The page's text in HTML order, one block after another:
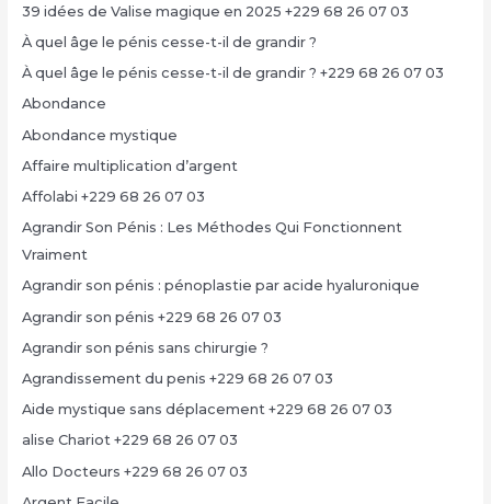
39 idées de Valise magique en 2025 +229 68 26 07 03
À quel âge le pénis cesse-t-il de grandir ?
À quel âge le pénis cesse-t-il de grandir ? +229 68 26 07 03
Abondance
Abondance mystique
Affaire multiplication d’argent
Affolabi +229 68 26 07 03
Agrandir Son Pénis : Les Méthodes Qui Fonctionnent
Vraiment
Agrandir son pénis : pénoplastie par acide hyaluronique
Agrandir son pénis +229 68 26 07 03
Agrandir son pénis sans chirurgie ?
Agrandissement du penis +229 68 26 07 03
Aide mystique sans déplacement +229 68 26 07 03
alise Chariot +229 68 26 07 03
Allo Docteurs +229 68 26 07 03